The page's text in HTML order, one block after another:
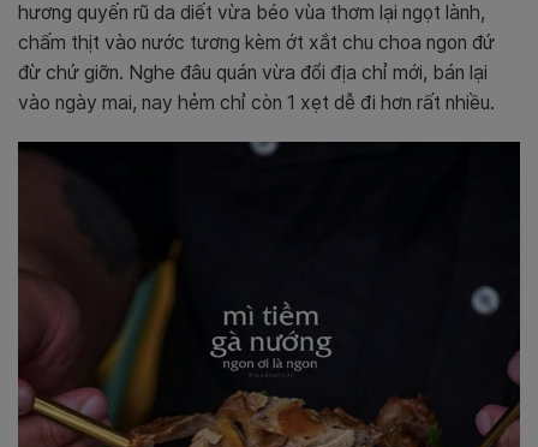
hương quyến rũ da diết vừa béo vùa thơm lại ngọt lành,
chấm thịt vào nước tương kèm ớt xắt chu choa ngon đứ
đừ chứ giỡn. Nghe đâu quán vừa đổi địa chỉ mới, bán lại
vào ngày mai, nay hẻm chỉ còn 1 xẹt dễ đi hơn rất nhiều.